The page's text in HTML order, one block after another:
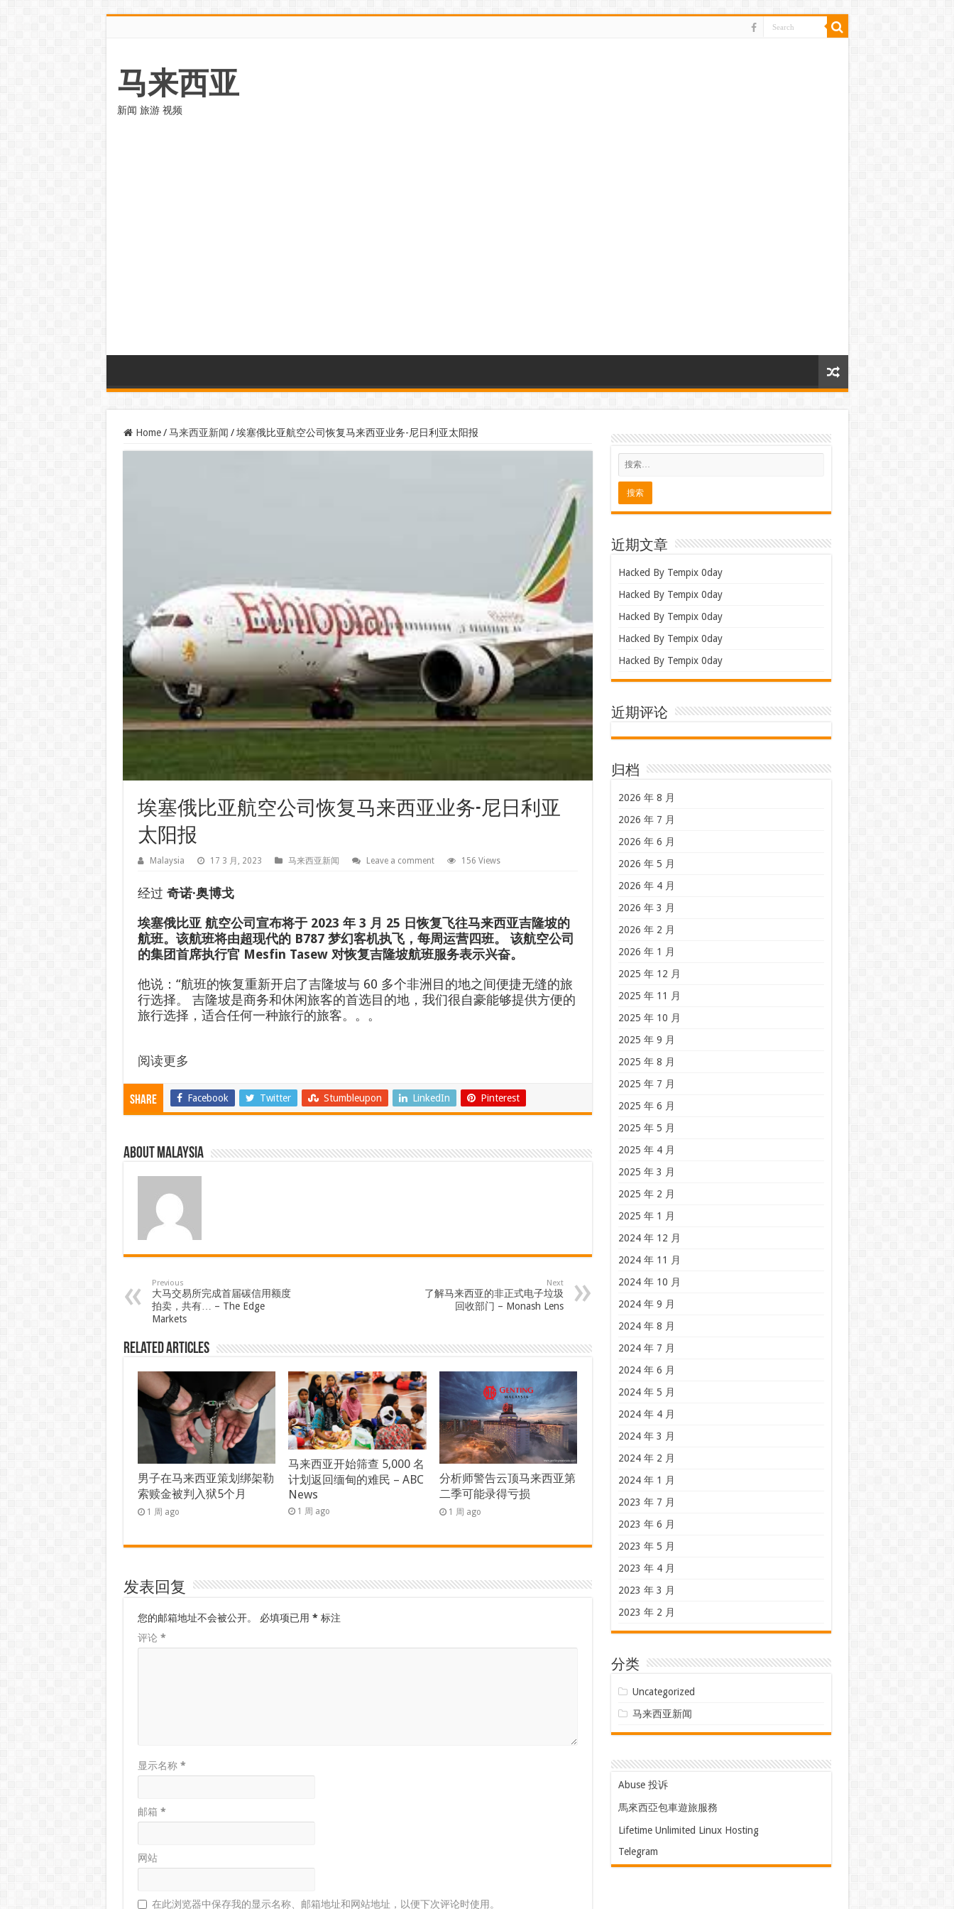
马来西亚
新闻 旅游 视频
Home / 马来西亚新闻 / 埃塞俄比亚航空公司恢复马来西亚业务-尼日利亚太阳报
埃塞俄比亚航空公司恢复马来西亚业务-尼日利亚
太阳报
Malaysia 17 3 月, 2023 马来西亚新闻 Leave a comment 156 Views
经过 奇诺·奥博戈
埃塞俄比亚航空公司宣布将于 2023 年 3 月 25 日恢复飞往马来西亚吉隆坡的
航班。该航班将由超现代的 B787 梦幻客机执飞，每周运营四班。 该航空公司
的集团首席执行官 Mesfin Tasew 对恢复吉隆坡航班服务表示兴奋。
他说：“航班的恢复重新开启了吉隆坡与 60 多个非洲目的地之间便捷无缝的旅
行选择。 吉隆坡是商务和休闲旅客的首选目的地，我们很自豪能够提供方便的
旅行选择，适合任何一种旅行的旅客。。。
阅读更多
Share Facebook Twitter Stumbleupon LinkedIn Pinterest
About Malaysia
Previous
大马交易所完成首届碳信用额度
拍卖，共有… – The Edge
Markets
Next
了解马来西亚的非正式电子垃圾
回收部门 – Monash Lens
Related Articles
男子在马来西亚策划绑架勒
索赎金被判入狱5个月
1 周 ago
马来西亚开始筛查 5,000 名
计划返回缅甸的难民 – ABC
News
1 周 ago
分析师警告云顶马来西亚第
二季可能录得亏损
1 周 ago
发表回复
您的邮箱地址不会被公开。 必填项已用 * 标注
评论 *
显示名称 *
邮箱 *
网站
在此浏览器中保存我的显示名称、邮箱地址和网站地址，以便下次评论时使用。
近期文章
Hacked By Tempix 0day
Hacked By Tempix 0day
Hacked By Tempix 0day
Hacked By Tempix 0day
Hacked By Tempix 0day
近期评论
归档
2026 年 8 月
2026 年 7 月
2026 年 6 月
2026 年 5 月
2026 年 4 月
2026 年 3 月
2026 年 2 月
2026 年 1 月
2025 年 12 月
2025 年 11 月
2025 年 10 月
2025 年 9 月
2025 年 8 月
2025 年 7 月
2025 年 6 月
2025 年 5 月
2025 年 4 月
2025 年 3 月
2025 年 2 月
2025 年 1 月
2024 年 12 月
2024 年 11 月
2024 年 10 月
2024 年 9 月
2024 年 8 月
2024 年 7 月
2024 年 6 月
2024 年 5 月
2024 年 4 月
2024 年 3 月
2024 年 2 月
2024 年 1 月
2023 年 7 月
2023 年 6 月
2023 年 5 月
2023 年 4 月
2023 年 3 月
2023 年 2 月
分类
Uncategorized
马来西亚新闻
Abuse 投诉
馬來西亞包車遊旅服務
Lifetime Unlimited Linux Hosting
Telegram